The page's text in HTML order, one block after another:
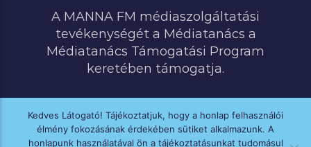
A MANNA FM médiaszolgáltatási
tevékenységét a Médiatanács a
Médiatanács Támogatási Program
keretében támogatja.
MINDEN JOG FENNTARTVA © 2020 MANNA FM
Kedves Látogató! Tájékoztatjuk, hogy a honlap felhasználói
élmény fokozásának érdekében sütiket alkalmazunk. A
honlapunk használatával ön a tájékoztatásunkat tudomásul